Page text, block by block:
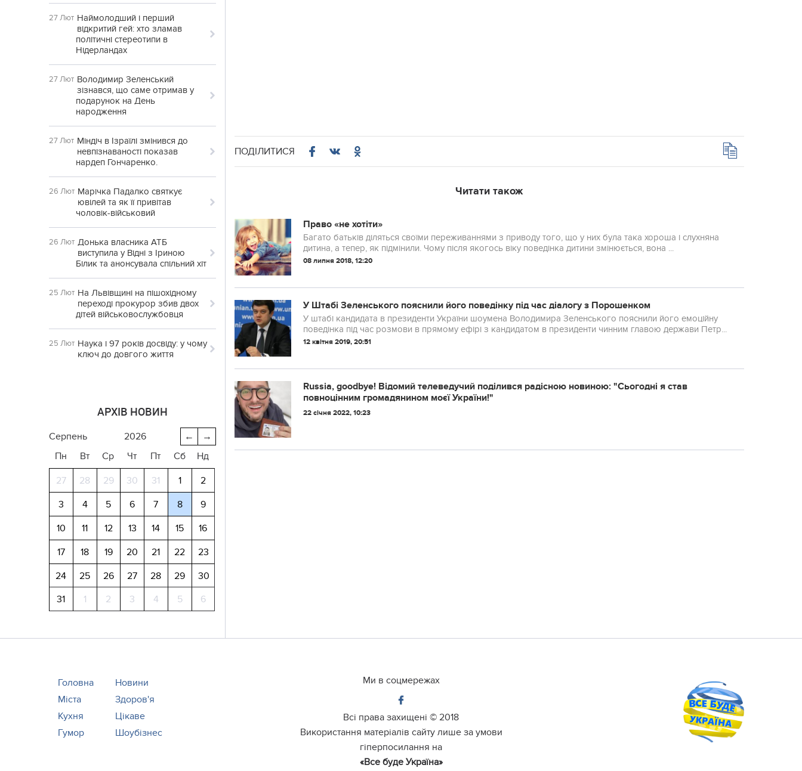
27 Лют Наймолодший і перший
відкритий гей: хто зламав
політичні стереотипи в
Нідерландах
27 Лют Володимир Зеленський
зізнався, що саме отримав у
подарунок на День
народження
27 Лют Міндіч в Ізраїлі змінився до
невпізнаваності показав
нардеп Гончаренко.
26 Лют Марічка Падалко святкує
ювілей та як її привітав
чоловік-військовий
26 Лют Донька власника АТБ
виступила у Відні з Іриною
Білик та анонсувала спільний хіт
25 Лют На Львівщині на пішохідному
переході прокурор збив двох
дітей військовослужбовця
25 Лют Наука і 97 років досвіду: у чому
ключ до довгого життя
АРХІВ НОВИН
→
←
серпень
2026
Пн
Вт Ср Чт Пт Сб Нд
27 28 29 30 31 1
2
3
4 5 6 7 8
9
10
11 12 13 14 15
16
17
18 19 20 21 22
23
24
25 26 27 28 29
30
31
1 2 3 4 5 6
ПОДІЛИТИСЯ
Читати також
Право «не хотіти»
Багато батьків діляться своїми переживаннями з приводу того, що у них була така хороша і слухняна
дитина, а тепер, як підмінили. Чому після якогось віку поведінка дитини змінюється, вона ...
08 липня 2018, 12:20
У Штабі Зеленського пояснили його поведінку під час діалогу з Порошенком
У штабі кандидата в президенти України шоумена Володимира Зеленського пояснили його емоційну
поведінка під час розмови в прямому ефірі з кандидатом в президенти чинним главою держави Петр...
12 квітня 2019, 20:51
Russia, goodbye! Відомий телеведучий поділився радісною новиною: "Сьогодні я став
повноцінним громадянином моєї України!"
22 січня 2022, 10:23
Головна
Новини
Міста
Здоров'я
Кухня
Цікаве
Гумор
Шоубізнес
Ми в соцмережах
Всі права захищені © 2018
Використання матеріалів сайту лише за умови
гіперпосилання на
«Все буде Україна»